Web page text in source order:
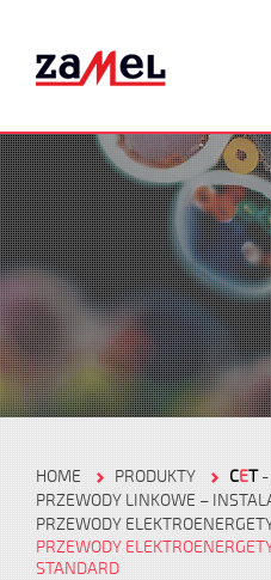
HOME PRODUKTY CET-
PRZEWODY LINKOWE –
PRZEWODY
PRZEWODY
STANDARD